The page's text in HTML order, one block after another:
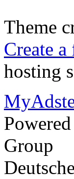
Theme
Create
hosting
Group